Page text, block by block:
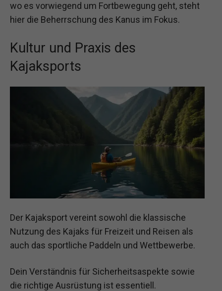
wo es vorwiegend um Fortbewegung geht, steht
hier die Beherrschung des Kanus im Fokus.
Kultur und Praxis des
Kajaksports
Der Kajaksport vereint sowohl die klassische
Nutzung des Kajaks für Freizeit und Reisen als
auch das sportliche Paddeln und Wettbewerbe.
Dein Verständnis für Sicherheitsaspekte sowie
die richtige Ausrüstung ist essentiell.